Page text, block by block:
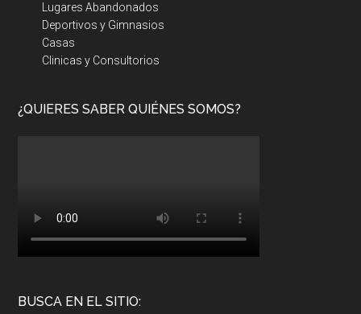
Lugares Abandonados
Deportivos y Gimnasios
Casas
Clinicas y Consultorios
¿QUIERES SABER QUIÉNES SOMOS?
BUSCA EN EL SITIO: